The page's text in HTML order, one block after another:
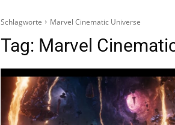
Schlagworte Marvel Cinematic Universe
Tag: Marvel